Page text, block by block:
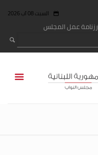
السبت 08 آب 2026
رزنامة عمل المجلس